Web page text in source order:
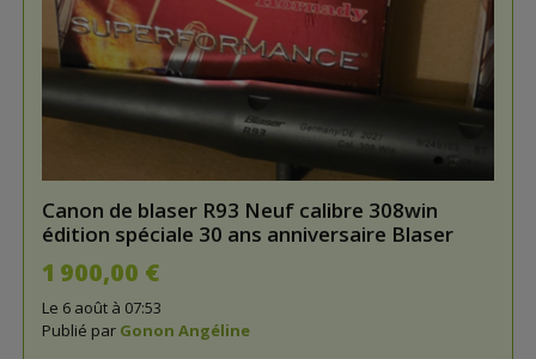
Canon de blaser R93 Neuf calibre 308win
édition spéciale 30 ans anniversaire Blaser
1 900,00 €
Le 6 août à 07:53
Publié par Gonon Angéline